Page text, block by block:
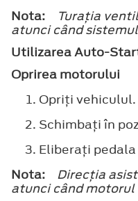
Nota:
Turaţia
atunci când
Utilizarea Auto-
Oprirea motorului
Opriţi vehiculul.
Schimbaţi în
Eliberaţi
Nota:
Direcţia
atunci când